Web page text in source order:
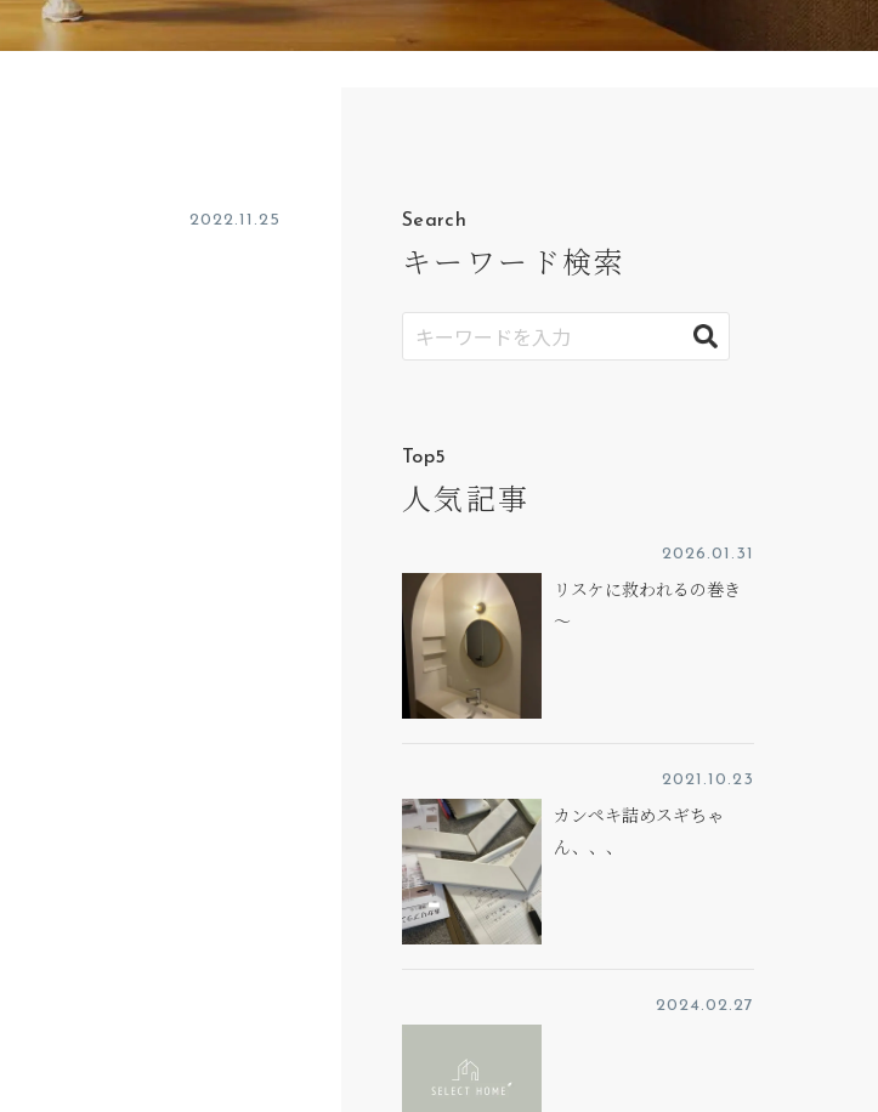
2022.11.25 Search
キーワード検索
Top5
人気記事
2026.01.31
リスケに救われるの巻き
～
2021.10.23
カンペキ詰めスギちゃ
ん、、、
2024.02.27